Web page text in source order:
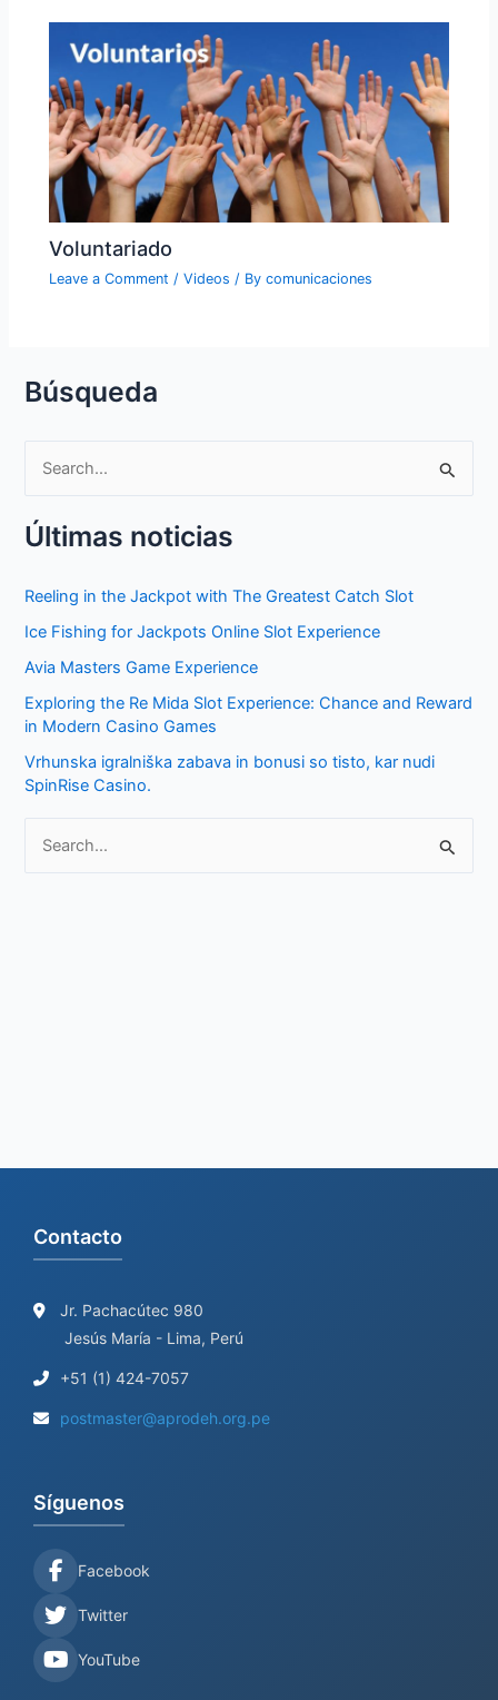
Voluntariado
Leave a Comment /Videos / Bycomunicaciones
Búsqueda
a
c
h
f
o
r
:
Últimas noticias
Reeling in the Jackpot with The Greatest Catch Slot
Ice Fishing for Jackpots Online Slot Experience
Avia Masters Game Experience
Exploring the Re Mida Slot Experience: Chance and Reward
in Modern Casino Games
Vrhunska igralniška zabava in bonusi so tisto, kar nudi
SpinRise Casino.
Contacto
Jr. Pachacútec 980
Jesús María - Lima, Perú
+51 (1) 424-7057
postmaster@aprodeh.org.pe
Síguenos
Facebook
Twitter
YouTube